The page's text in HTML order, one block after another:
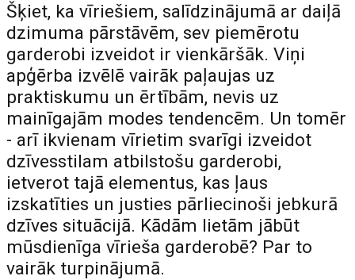
Šķiet, ka vīriešiem, salīdzinājumā ar daiļā
dzimuma pārstāvēm, sev piemērotu
garderobi izveidot ir vienkāršāk. Viņi
apģērba izvēlē vairāk paļaujas uz
praktiskumu un ērtībām, nevis uz
mainīgajām modes tendencēm. Un tomēr
- arī ikvienam vīrietim svarīgi izveidot
dzīvesstilam atbilstošu garderobi,
ietverot tajā elementus, kas ļaus
izskatīties un justies pārliecinoši jebkurā
dzīves situācijā. Kādām lietām jābūt
mūsdienīga vīrieša garderobē? Par to
vairāk turpinājumā.